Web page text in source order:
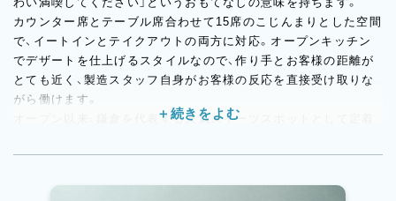
カウンター席とテーブル席合わせて15席のこじんまりとした空間
で、イートインとテイクアウトの両方に対応。オープンキッチン
でデザートを仕上げるスタイルなので、作り手とお客様の距離が
とても近く、製造スタッフ自身がお客様の反応を直接受け取りな
がら働けます。
オープン以来、鎌倉を代表する人気スイーツスポットとして定着
店の計画もあり、今がまさに一緒に成長できるタイミングです。